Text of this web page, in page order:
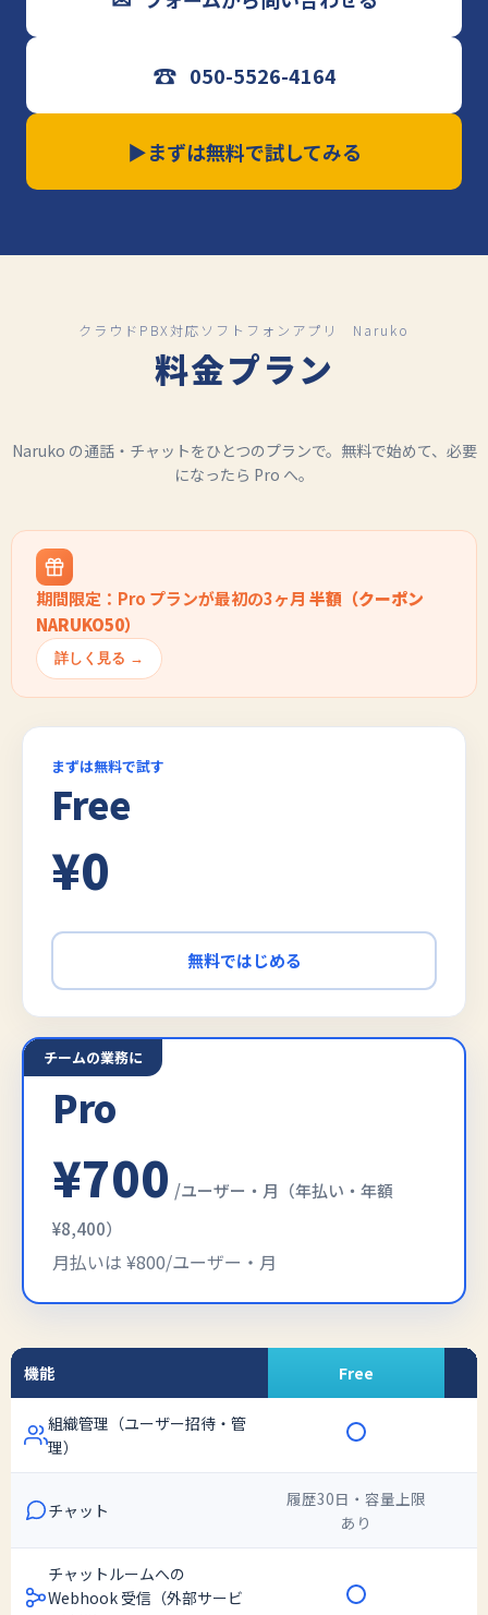
☎ 050-5526-4164
▶まずは無料で試してみる
クラウドPBX対応ソフトフォンアプリ Naruko
料金プラン
Naruko の通話・チャットをひとつのプランで。無料で始めて、必要
になったら Pro へ。
期間限定：Pro プランが最初の3ヶ月 半額（クーポン
NARUKO50）
詳しく見る →
まずは無料で試す
Free
¥0
無料ではじめる
チームの業務に
Pro
¥700 /ユーザー・月（年払い・年額
¥8,400）
月払いは ¥800/ユーザー・月
機能 Free
組織管理（ユーザー招待・管
理）
チャット
履歴30日・容量上限
あり
チャットルームへの
Webhook 受信（外部サービ